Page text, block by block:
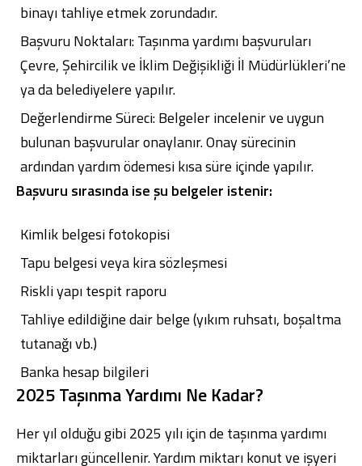
binayı tahliye etmek zorundadır.
Başvuru Noktaları: Taşınma yardımı başvuruları
Çevre, Şehircilik ve İklim Değişikliği İl Müdürlükleri’ne
ya da belediyelere yapılır.
Değerlendirme Süreci: Belgeler incelenir ve uygun
bulunan başvurular onaylanır. Onay sürecinin
ardından yardım ödemesi kısa süre içinde yapılır.
Başvuru sırasında ise şu belgeler istenir:
Kimlik belgesi fotokopisi
Tapu belgesi veya kira sözleşmesi
Riskli yapı tespit raporu
Tahliye edildiğine dair belge (yıkım ruhsatı, boşaltma
tutanağı vb.)
Banka hesap bilgileri
2025 Taşınma Yardımı Ne Kadar?
Her yıl olduğu gibi 2025 yılı için de taşınma yardımı
miktarları güncellenir. Yardım miktarı konut ve işyeri